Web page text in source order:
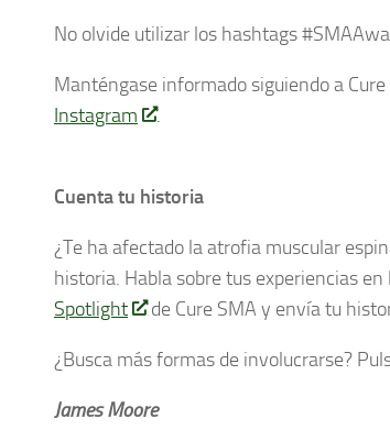
No olvide utilizar los hashtags
Manténgase informado siguiendo a Cure
Instagram
.
Cuenta tu historia
¿Te ha afectado la atrofia muscular
historia. Habla sobre tus experiencias
Spotlight
de Cure SMA y envía tu
¿Busca más formas de involucrarse?
James Moore